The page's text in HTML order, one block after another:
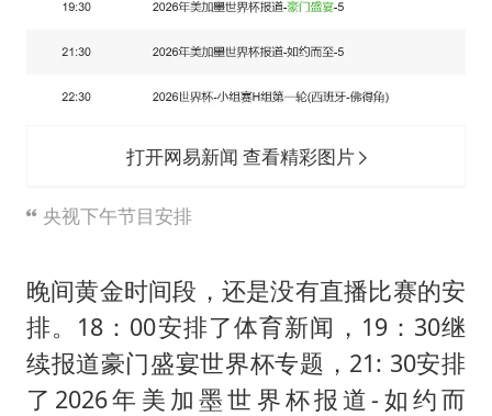
打开网易新闻 查看精彩图片
央视下午节目安排
晚间黄金时间段，还是没有直播比赛的安
排。18：00安排了体育新闻，19：30继
续报道豪门盛宴世界杯专题，21: 30安排
了2026年美加墨世界杯报道-如约而